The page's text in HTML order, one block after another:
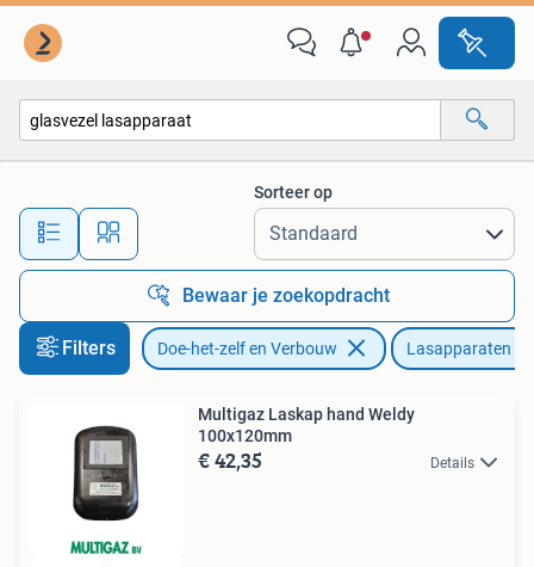
Alle afstanden…
Sorteer op
Bewaar je zoekopdracht
Filters Doe-het-zelf en Verbouw Lasapparaten
Multigaz Laskap hand Weldy
100x120mm
€ 42,35 Details